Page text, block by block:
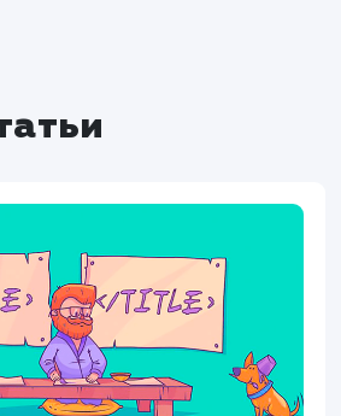
чтобы отразить структуру
что URL файлов не
на слэш, чтобы избежать
вопросы (FAQ)